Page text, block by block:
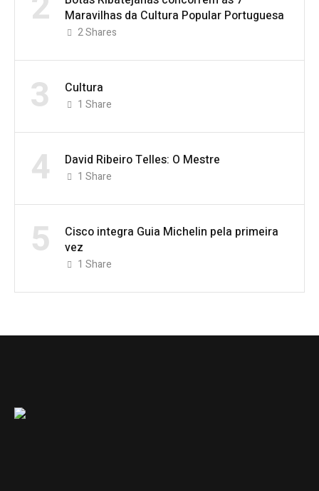
Maravilhas da Cultura Popular Portuguesa
2Shares
3 Cultura
1 Share
4 David Ribeiro Telles: O Mestre
1 Share
5
Cisco integra Guia Michelin pela primeira
vez
1 Share